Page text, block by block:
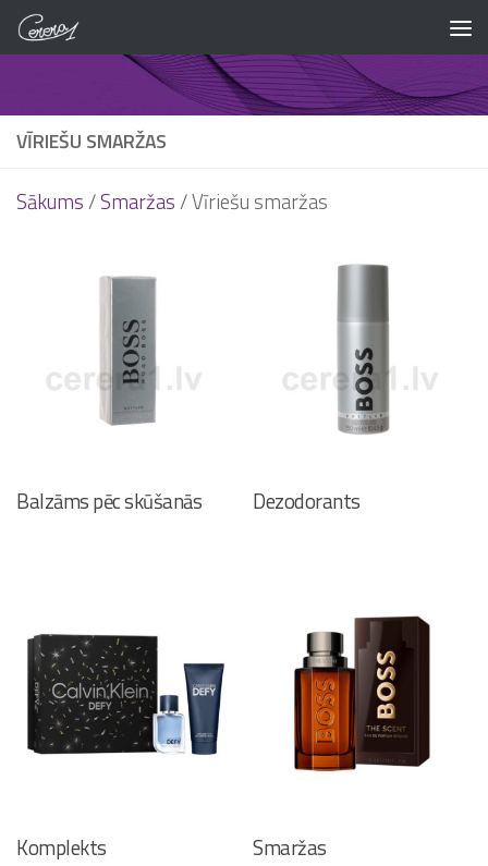
Skip to content
VĪRIEŠU SMARŽAS
Sākums/Smaržas/ Vīriešu smaržas
Balzāms pēc skūšanās Dezodorants
Komplekts Smaržas